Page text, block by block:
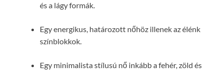
és a lágy formák.
Egy energikus, határozott nőhöz illenek az élénk
színblokkok.
Egy minimalista stílusú nő inkább a fehér, zöld és